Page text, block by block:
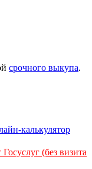
срочного выкупа.
(без визита